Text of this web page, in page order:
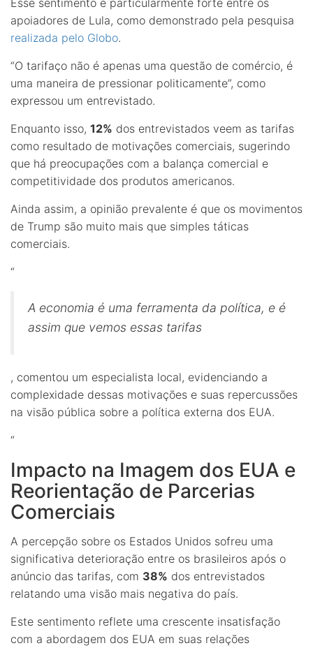
apoiadores de Lula, como demonstrado pela pesquisa
realizada pelo Globo.
“O tarifaço não é apenas uma questão de comércio, é
uma maneira de pressionar politicamente”, como
expressou um entrevistado.
Enquanto isso, 12% dos entrevistados veem as tarifas
como resultado de motivações comerciais, sugerindo
que há preocupações com a balança comercial e
competitividade dos produtos americanos.
Ainda assim, a opinião prevalente é que os movimentos
de Trump são muito mais que simples táticas
comerciais.
“
A economia é uma ferramenta da política, e é
assim que vemos essas tarifas
, comentou um especialista local, evidenciando a
complexidade dessas motivações e suas repercussões
na visão pública sobre a política externa dos EUA.
“
Impacto na Imagem dos EUA e
Reorientação de Parcerias
Comerciais
A percepção sobre os Estados Unidos sofreu uma
significativa deterioração entre os brasileiros após o
anúncio das tarifas, com 38% dos entrevistados
relatando uma visão mais negativa do país.
Este sentimento reflete uma crescente insatisfação
com a abordagem dos EUA em suas relações